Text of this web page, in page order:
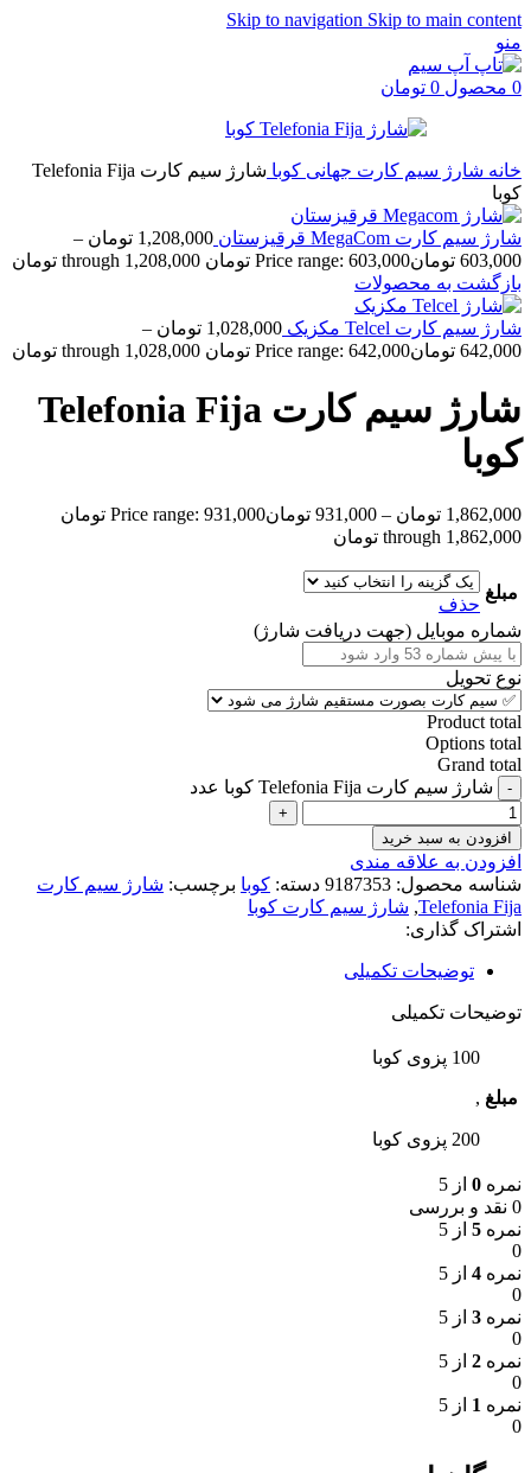
Skip to navigation Skip to main content
منو
0 محصول 0 تومان
خانه شارژ سیم کارت جهانی کوبا
شارژ سیم کارت Telefonia Fija
کوبا
شارژ سیم کارت MegaCom قرقیزستان 1,208,000 تومان –
603,000 تومانPrice range: 603,000 تومان through 1,208,000 تومان
بازگشت به محصولات
شارژ سیم کارت Telcel مکزیک 1,028,000 تومان –
642,000 تومانPrice range: 642,000 تومان through 1,028,000 تومان
شارژ سیم کارت Telefonia Fija
کوبا
1,862,000 تومان –
931,000 تومان
Price range: 931,000 تومان
through 1,862,000 تومان
مبلغ
حذف
شماره موبایل (جهت دریافت شارژ)
نوع تحویل
Product total
Options total
Grand total
شارژ سیم کارت Telefonia Fija کوبا عدد
افزودن به سبد خرید
افزودن به علاقه مندی
شناسه محصول: 9187353 دسته: کوبا برچسب: شارژ سیم کارت
Telefonia Fija
, شارژ سیم کارت کوبا
اشتراک گذاری:
توضیحات تکمیلی
توضیحات تکمیلی
مبلغ
100 پزوی کوبا
,
200 پزوی کوبا
نمره 0 از 5
0 نقد و بررسی
نمره 5 از 5
0
نمره 4 از 5
0
نمره 3 از 5
0
نمره 2 از 5
0
نمره 1 از 5
0